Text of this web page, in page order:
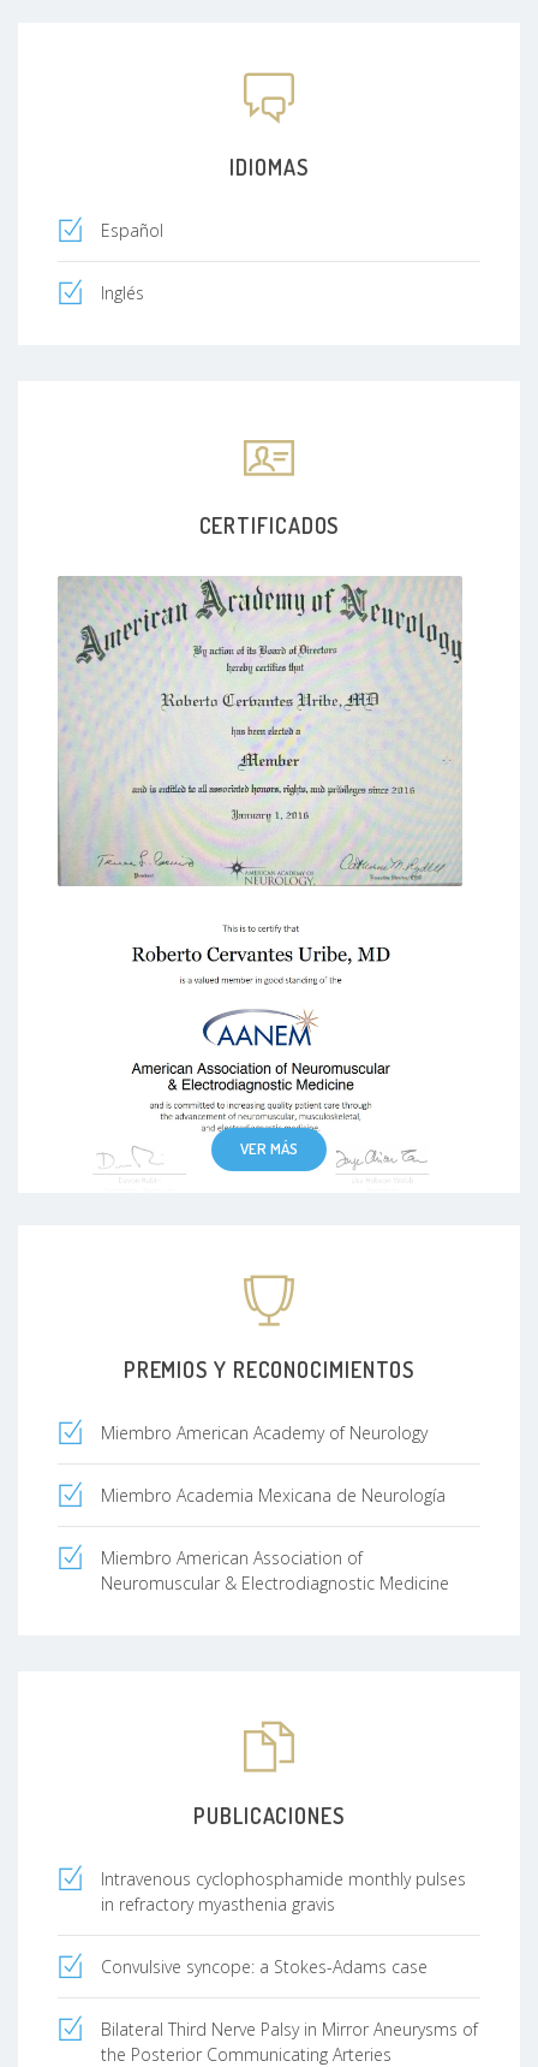
IDIOMAS
Español
Inglés
CERTIFICADOS
VER MÁS
PREMIOS Y RECONOCIMIENTOS
Miembro American Academy of Neurology
Miembro Academia Mexicana de Neurología
Miembro American Association of
Neuromuscular & Electrodiagnostic Medicine
PUBLICACIONES
Intravenous cyclophosphamide monthly pulses
in refractory myasthenia gravis
Convulsive syncope: a Stokes-Adams case
Bilateral Third Nerve Palsy in Mirror Aneurysms of
the Posterior Communicating Arteries